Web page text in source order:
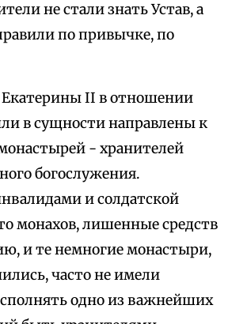
не стали знать Устав, а
по привычке, по
II в отношении
в сущности направлены к
- хранителей
богослужения.
и солдатской
монахов, лишенные средств
и те немногие монастыри,
часто не имели
одно из важнейших